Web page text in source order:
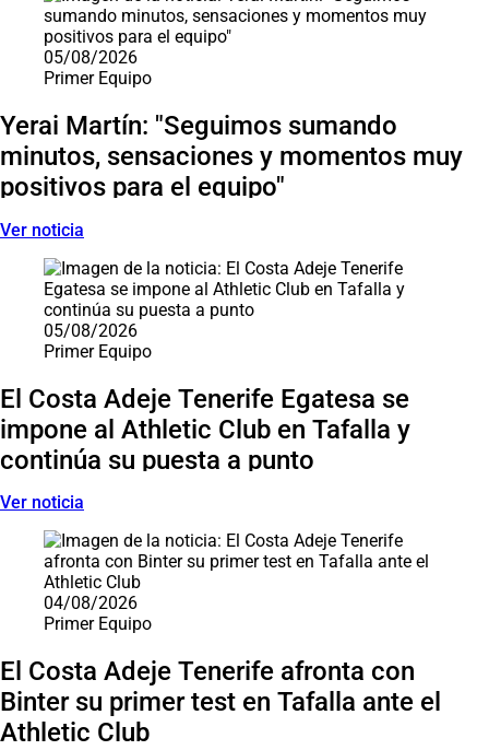
05/08/2026
Primer Equipo
Yerai Martín: "Seguimos sumando
minutos, sensaciones y momentos muy
positivos para el equipo"
Ver noticia
05/08/2026
Primer Equipo
El Costa Adeje Tenerife Egatesa se
impone al Athletic Club en Tafalla y
continúa su puesta a punto
Ver noticia
04/08/2026
Primer Equipo
El Costa Adeje Tenerife afronta con
Binter su primer test en Tafalla ante el
Athletic Club